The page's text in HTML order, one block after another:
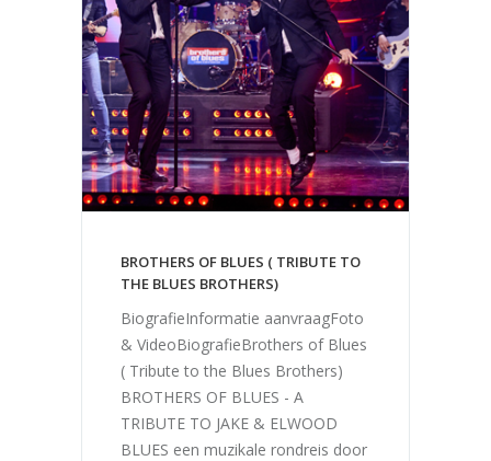
BROTHERS OF BLUES ( TRIBUTE TO
THE BLUES BROTHERS)
BiografieInformatie aanvraagFoto
& VideoBiografieBrothers of Blues
( Tribute to the Blues Brothers)
BROTHERS OF BLUES - A
TRIBUTE TO JAKE & ELWOOD
BLUES een muzikale rondreis door